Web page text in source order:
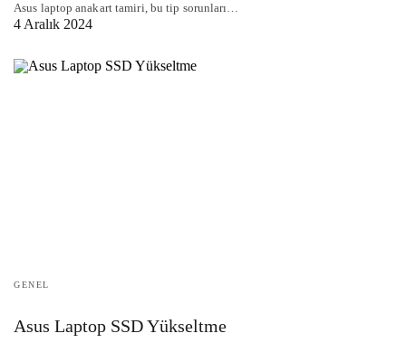
Asus laptop anakart tamiri, bu tip sorunları…
4 Aralık 2024
GENEL
Asus Laptop SSD Yükseltme